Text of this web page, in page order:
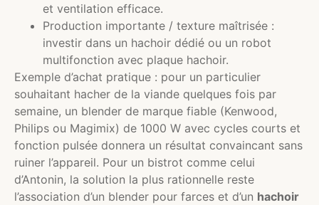
et ventilation efficace.
Production importante / texture maîtrisée :
investir dans un hachoir dédié ou un robot
multifonction avec plaque hachoir.
Exemple d’achat pratique : pour un particulier
souhaitant hacher de la viande quelques fois par
semaine, un blender de marque fiable (Kenwood,
Philips ou Magimix) de 1000 W avec cycles courts et
fonction pulsée donnera un résultat convaincant sans
ruiner l’appareil. Pour un bistrot comme celui
d’Antonin, la solution la plus rationnelle reste
l’association d’un blender pour farces et d’un hachoir